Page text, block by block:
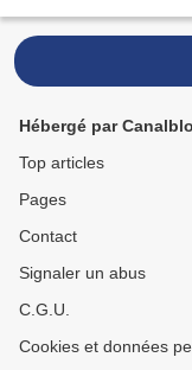
Hébergé par
Top articles
Pages
Contact
Signaler un abus
C.G.U.
Cookies et données